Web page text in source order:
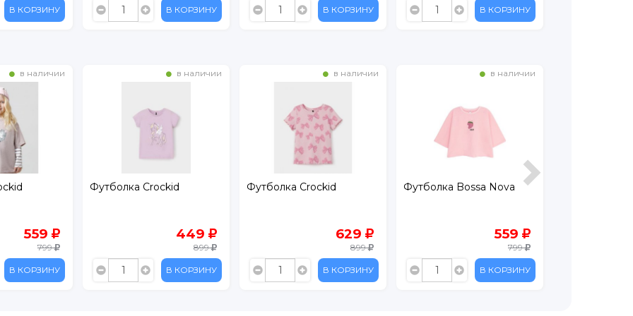
В КОРЗИНУ В КОРЗИНУ В КОРЗИНУ В КОРЗИНУ
в наличии
559
799
В КОРЗИНУ
в наличии
Футболка Crockid
449
899
В КОРЗИНУ
в наличии
Футболка Crockid
629
899
В КОРЗИНУ
в наличии
Футболка Bossa Nova
559
799
В КОРЗИНУ